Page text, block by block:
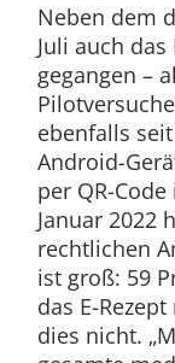
Neben dem
Juli auch
gegangen –
ebenfalls
Android-
per QR-
Januar 2022
rechtlichen
ist groß: 59
das E-
dies nicht.